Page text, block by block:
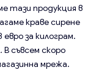
тази продукция в
краве сирене
евро за килограм.
съвсем скоро
мрежа.